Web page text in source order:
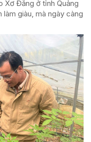
Xơ Đăng ở tỉnh Quảng
giàu, mà ngày càng